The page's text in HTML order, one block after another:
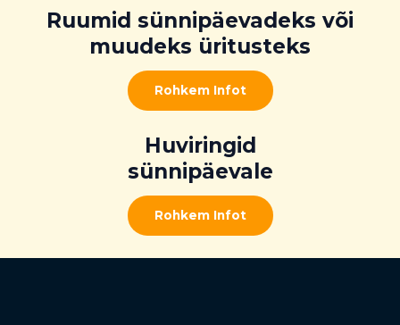
Ruumid sünnipäevadeks või
muudeks üritusteks
Rohkem Infot
Huviringid
sünnipäevale
Rohkem Infot